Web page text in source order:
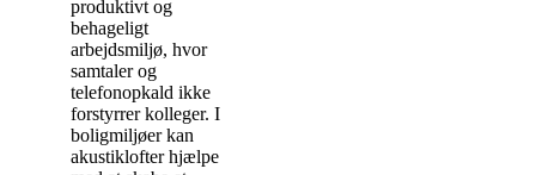
produktivt og
behageligt
arbejdsmiljø, hvor
samtaler og
telefonopkald ikke
forstyrrer kolleger. I
boligmiljøer kan
akustiklofter hjælpe